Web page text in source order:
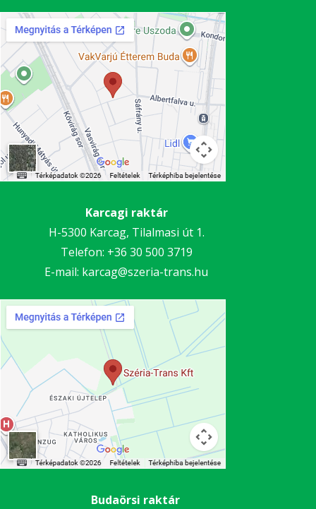
Karcagi raktár
H-5300 Karcag, Tilalmasi út 1.
Telefon: +36 30 500 3719
E-mail: karcag@szeria-trans.hu
Budaörsi raktár